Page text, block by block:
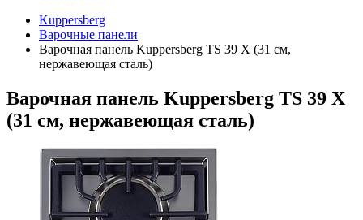
Kuppersberg
Варочные панели
Варочная панель Kuppersberg TS 39 X (31 см,
нержавеющая сталь)
Варочная панель Kuppersberg TS 39 X
(31 см, нержавеющая сталь)